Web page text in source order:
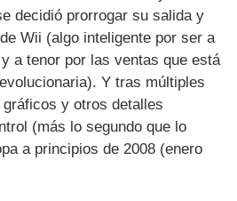
decidió prorrogar su salida y
Wii (algo inteligente por ser a
a tenor por las ventas que está
Y tras múltiples
y otros detalles
(más lo segundo que lo
a principios de 2008 (enero